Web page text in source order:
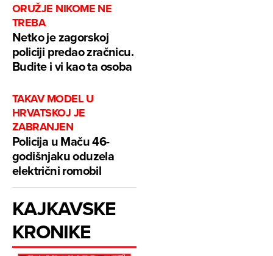
ORUŽJE NIKOME NE
TREBA
Netko je zagorskoj
policiji predao zračnicu.
Budite i vi kao ta osoba
TAKAV MODEL U
HRVATSKOJ JE
ZABRANJEN
Policija u Maču 46-
godišnjaku oduzela
električni romobil
KAJKAVSKE
KRONIKE